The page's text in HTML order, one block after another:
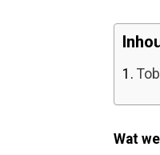
1.
Wat